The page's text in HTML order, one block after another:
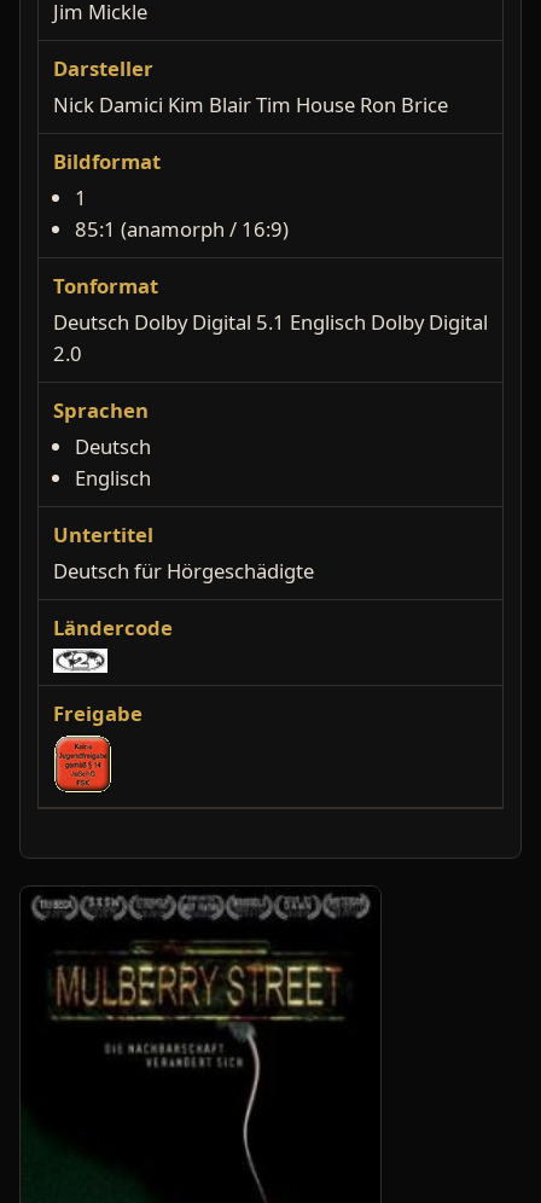
Jim Mickle
Darsteller
Nick Damici Kim Blair Tim House Ron Brice
Bildformat
1
85:1 (anamorph / 16:9)
Tonformat
Deutsch Dolby Digital 5.1 Englisch Dolby Digital
2.0
Sprachen
Deutsch
Englisch
Untertitel
Deutsch für Hörgeschädigte
Ländercode
Freigabe